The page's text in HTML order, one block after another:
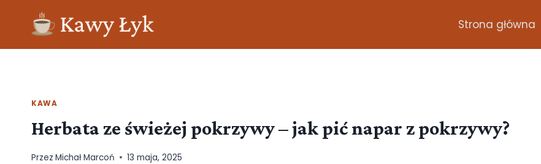
Strona główna
KAWA
Herbata ze świeżej pokrzywy – jak pić napar z pokrzywy?
Przez Michał Marcoń 13 maja, 2025